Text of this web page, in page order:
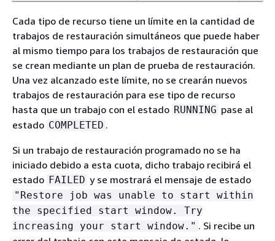
Cada tipo de recurso tiene un límite en la cantidad de
trabajos de restauración simultáneos que puede haber
al mismo tiempo para los trabajos de restauración que
se crean mediante un plan de prueba de restauración.
Una vez alcanzado este límite, no se crearán nuevos
trabajos de restauración para ese tipo de recurso
hasta que un trabajo con el estado RUNNING pase al
estado COMPLETED .
Si un trabajo de restauración programado no se ha
iniciado debido a esta cuota, dicho trabajo recibirá el
estado FAILED y se mostrará el mensaje de estado
"Restore job was unable to start within
the specified start window. Try
increasing your start window." . Si recibe un